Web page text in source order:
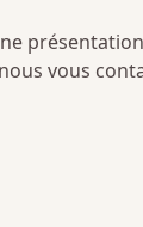
vous